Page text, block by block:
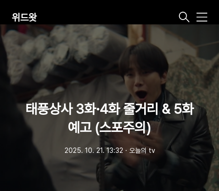
위드왓
메
태풍상사 3화·4화 줄거리 & 5화
예고 (스포주의)
2025. 10. 21. 13:32 ㆍ 오늘의 tv